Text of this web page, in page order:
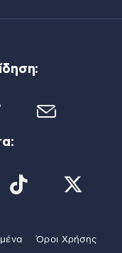
Όροι Χρήσης